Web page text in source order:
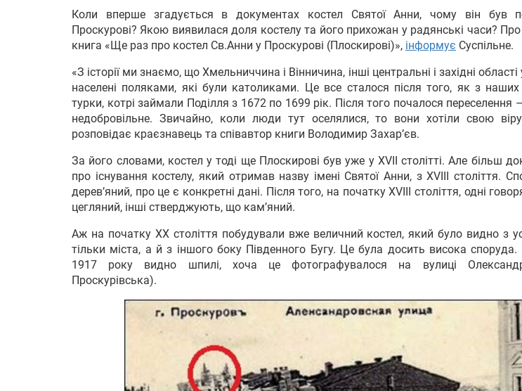
Коли вперше згадується в документах костел Святої Анни, чому він був
Проскурові? Якою виявилася доля костелу та його прихожан у радянські часи? Про
книга «Ще раз про костел Св.Анни у Проскурові (Плоскирові)», інформує Суспільне.
«З історії ми знаємо, що Хмельниччина і Вінничина, інші центральні і західні області
населені поляками, які були католиками. Це все сталося після того, як з наших
турки, котрі займали Поділля з 1672 по 1699 рік. Після того почалося переселення
недобровільне. Звичайно, коли люди тут оселялися, то вони хотіли свою
розповідає краєзнавець та співавтор книги Володимир Захар’єв.
За його словами, костел у тоді ще Плоскирові був уже у XVII столітті. Але більш
про існування костелу, який отримав назву імені Святої Анни, з XVIII століття.
дерев’яний, про це є конкретні дані. Після того, на початку XVIII століття, одні
цегляний, інші стверджують, що кам’яний.
Аж на початку ХХ століття побудували вже величний костел, який було видно з
тільки міста, а й з іншого боку Південного Бугу. Це була досить висока споруда.
1917 року видно шпилі, хоча це фотографувалося на вулиці
Проскурівська).